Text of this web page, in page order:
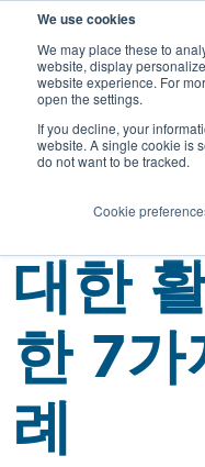
We use cookies
We may place these to
website, display
website experience. For
open the settings.
If you decline, your
website. A single cookie is
do not want to be tracked.
Cookie
뒤로 돌아가기
체결
대한
한 7
례